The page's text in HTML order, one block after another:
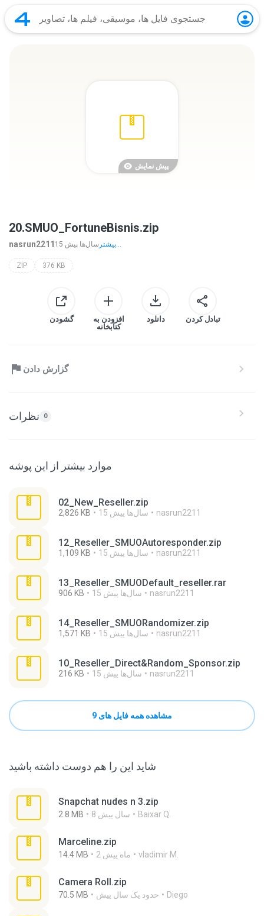
پیش نمایش
20.SMUO_FortuneBisnis.zip
nasrun2211 15 سال‌ها پیش بیشتر...
ZIP 376 KB
گشودن
افزودن به
کتابخانه
دانلود تبادل کردن
گزارش دادن
نظرات 0
موارد بیشتر از این پوشه
02_New_Reseller.zip
2,826 KB 15 سال‌ها پیش nasrun2211
12_Reseller_SMUOAutoresponder.zip
1,109 KB 15 سال‌ها پیش nasrun2211
13_Reseller_SMUODefault_reseller.rar
906 KB 15 سال‌ها پیش nasrun2211
14_Reseller_SMUORandomizer.zip
1,571 KB 15 سال‌ها پیش nasrun2211
10_Reseller_Direct&Random_Sponsor.zip
216 KB 15 سال‌ها پیش nasrun2211
مشاهده همه فایل های 9
شاید این را هم دوست داشته باشید
Snapchat nudes n 3.zip
2.8 MB 8 سال پیش Baixar Q.
Marceline.zip
14.4 MB 2 ماه پیش vladimir M.
Camera Roll.zip
70.5 MB حدود یک سال پیش Diego